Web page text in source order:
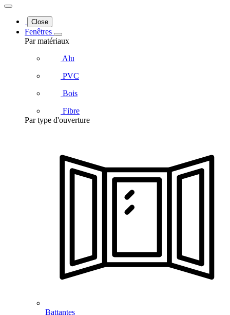
Close
Fenêtres
Par matériaux
Alu
PVC
Bois
Fibre
Par type d'ouverture
Battantes